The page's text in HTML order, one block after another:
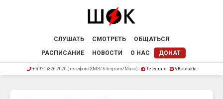
СЛУШАТЬ СМОТРЕТЬ
ОБЩАТЬСЯ
РАСПИСАНИЕ
НОВОСТИ О НАС ДОНАТ
+7(921)326-2020 (телефон/SMS/Telegram/Макс) Telegram VKontakte